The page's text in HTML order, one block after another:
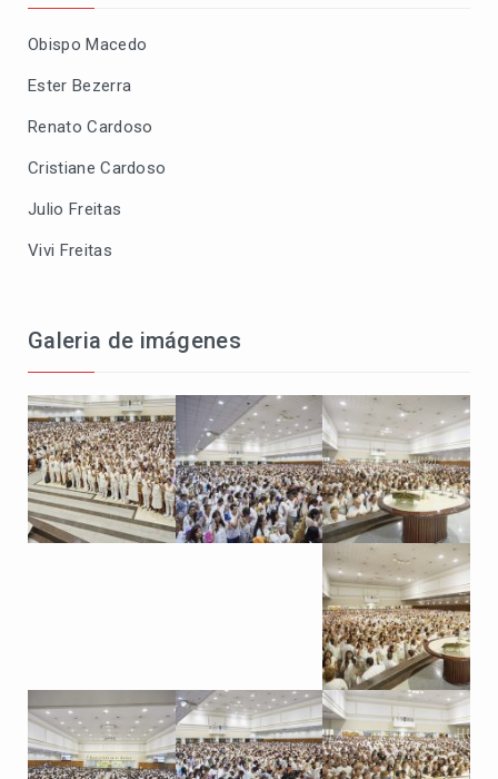
Obispo Macedo
Ester Bezerra
Renato Cardoso
Cristiane Cardoso
Julio Freitas
Vivi Freitas
Galeria de imágenes